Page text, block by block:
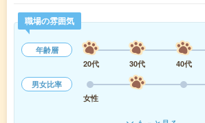
職場の雰囲気
年齢層
20代
30代 40代
男女比率
女性